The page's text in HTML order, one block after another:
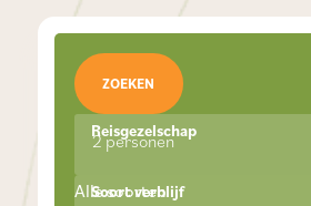
Soort verblijf
Alle soorten
Reisgezelschap
2 personen
ZOEKEN